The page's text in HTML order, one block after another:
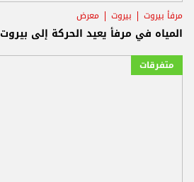
مرفأ بيروت بيروت معرض
المياه في مرفأ يعيد الحركة إلى بيروت
متفرقات